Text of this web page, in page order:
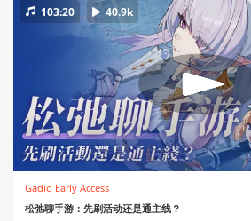
103:20 40.9k
Gadio Early Access
松弛聊手游：先刷活动还是通主线？